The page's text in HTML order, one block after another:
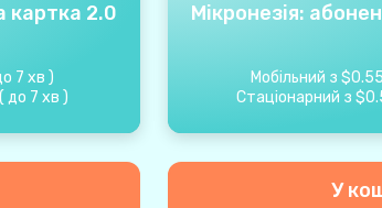
картка 2.0
7 хв )
( до 7 хв )
Мікронезія:
Мобільний з $
Стаціонарний з $
У